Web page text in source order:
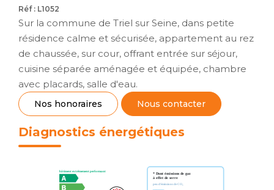
Réf : L1052
Sur la commune de Triel sur Seine, dans petite
résidence calme et sécurisée, appartement au rez
de chaussée, sur cour, offrant entrée sur séjour,
cuisine séparée aménagée et équipée, chambre
avec placards, salle d'eau.
Nos honoraires Nous contacter
Diagnostics énergétiques